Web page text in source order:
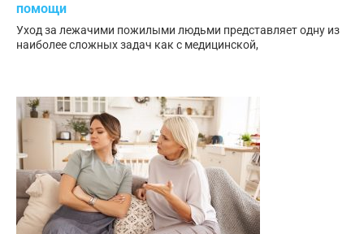
помощи
Уход за лежачими пожилыми людьми представляет одну из
наиболее сложных задач как с медицинской,